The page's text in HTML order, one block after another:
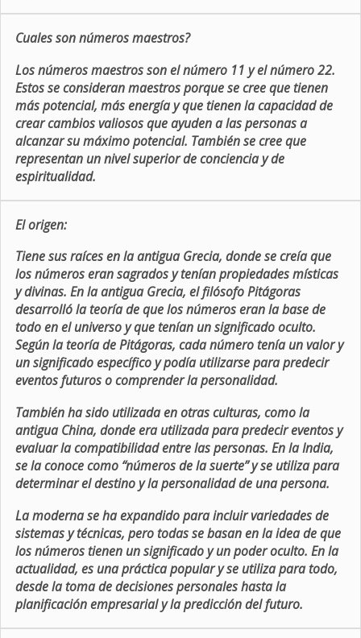
Cuales son números maestros?
Los números maestros son el número 11 y el número 22.
Estos se consideran maestros porque se cree que tienen
más potencial, más energía y que tienen la capacidad de
crear cambios valiosos que ayuden a las personas a
alcanzar su máximo potencial. También se cree que
representan un nivel superior de conciencia y de
espiritualidad.
El origen:
Tiene sus raíces en la antigua Grecia, donde se creía que
los números eran sagrados y tenían propiedades místicas
y divinas. En la antigua Grecia, el filósofo Pitágoras
desarrolló la teoría de que los números eran la base de
todo en el universo y que tenían un significado oculto.
Según la teoría de Pitágoras, cada número tenía un valor y
un significado específico y podía utilizarse para predecir
eventos futuros o comprender la personalidad.
También ha sido utilizada en otras culturas, como la
antigua China, donde era utilizada para predecir eventos y
evaluar la compatibilidad entre las personas. En la India,
se la conoce como “números de la suerte” y se utiliza para
determinar el destino y la personalidad de una persona.
La moderna se ha expandido para incluir variedades de
sistemas y técnicas, pero todas se basan en la idea de que
los números tienen un significado y un poder oculto. En la
actualidad, es una práctica popular y se utiliza para todo,
desde la toma de decisiones personales hasta la
planificación empresarial y la predicción del futuro.